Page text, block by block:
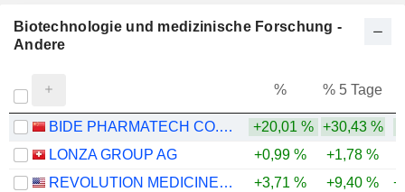
Biotechnologie und medizinische Forschung -
Andere
% % 5 Tage
BIDE PHARMATECH CO., LTD. +20,01 % +30,43 %
LONZA GROUP AG
+0,99 % +1,78 %
REVOLUTION MEDICINES, INC.
+3,71 % +9,40 %